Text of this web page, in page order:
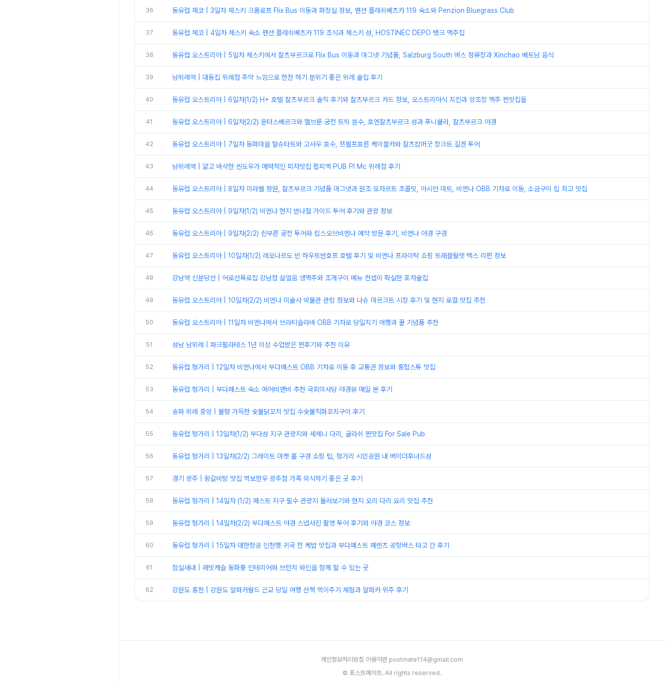
36 동유럽 체코 | 3일차 체스키 크롬로프 Flix Bus 이동과 화장실 정보, 펜션 플레쉬베츠카 119 숙소와 Penzion Bluegrass Club
37 동유럽 체코 | 4일차 체스키 숙소 펜션 플레쉬베츠카 119 조식과 체스키 성, HOSTINEC DEPO 탱크 맥주집
38 동유럽 오스트리아 | 5일차 체스키에서 잘츠부르크로 Flix Bus 이동과 마그넷 기념품, Salzburg South 버스 정류장과 Xinchao 베트남 음식
39 남위례역 | 대동집 위례점 주막 느낌으로 한잔 하기 분위기 좋은 위례 술집 후기
40 동유럽 오스트리아 | 6일차(1/2) H+ 호텔 잘츠부르크 솔직 후기와 잘츠부르크 카드 정보, 오스트리아식 치킨과 양조장 맥주 찐맛집들
41 동유럽 오스트리아 | 6일차(2/2) 운터스베르크와 헬브룬 궁전 트릭 분수, 호엔잘츠부르크 성과 푸니쿨라, 잘츠부르크 야경
42 동유럽 오스트리아 | 7일차 동화마을 할슈타트와 고사우 호수, 쯔뵐프호른 케이블카와 잘츠캄머굿 장크트 길겐 투어
43 남위례역 | 얇고 바삭한 씬도우가 매력적인 피자맛집 펍피맥 PUB PI Mc 위례점 후기
44 동유럽 오스트리아 | 8일차 미라벨 정원, 잘츠부르크 기념품 마그넷과 원조 모차르트 초콜릿, 아시안 마트, 비엔나 OBB 기차로 이동, 소금구이 립 최고 맛집
45 동유럽 오스트리아 | 9일차(1/2) 비엔나 현지 반나절 가이드 투어 후기와 관광 정보
46 동유럽 오스트리아 | 9일차(2/2) 쇤부른 궁전 투어와 립스오브비엔나 예약 방문 후기, 비엔나 야경 구경
47 동유럽 오스트리아 | 10일차(1/2) 레오나르도 빈 하우트반호프 호텔 후기 및 비엔나 프라이탁 쇼핑 트래블월렛 택스 리펀 정보
48 강남역 신분당선 | 어로선목로집 강남점 살얼음 생맥주와 조개구이 메뉴 컨셉이 확실한 포차술집
49 동유럽 오스트리아 | 10일차(2/2) 비엔나 미술사 박물관 관람 정보와 나슈 마르크트 시장 후기 및 현지 로컬 맛집 추천
50 동유럽 오스트리아 | 11일차 비엔나에서 브라티슬라바 OBB 기차로 당일치기 여행과 꿀 기념품 추천
51 성남 남위례 | 파크필라테스 1년 이상 수업받은 찐후기와 추천 이유
52 동유럽 헝가리 | 12일차 비엔나에서 부다페스트 OBB 기차로 이동 후 교통권 정보와 홍합스튜 맛집
53 동유럽 헝가리 | 부다페스트 숙소 에어비앤비 추천 국회의사당 야경뷰 매일 본 후기
54 송파 위례 중앙 | 불향 가득한 숯불닭꼬치 맛집 수숯불직화꼬치구이 후기
55 동유럽 헝가리 | 13일차(1/2) 부다성 지구 관광지와 세체니 다리, 굴라쉬 찐맛집 For Sale Pub
56 동유럽 헝가리 | 13일차(2/2) 그레이트 마켓 홀 구경 쇼핑 팁, 헝가리 시민공원 내 버이더후녀드성
57 경기 광주 | 왕갈비탕 맛집 먹보한우 광주점 가족 외식하기 좋은 곳 후기
58 동유럽 헝가리 | 14일차 (1/2) 페스트 지구 필수 관광지 둘러보기와 현지 오리 다리 요리 맛집 추천
59 동유럽 헝가리 | 14일차(2/2) 부다페스트 야경 스냅사진 촬영 투어 후기와 야경 코스 정보
60 동유럽 헝가리 | 15일차 대한항공 인천행 귀국 전 케밥 맛집과 부다페스트 페렌츠 공항버스 타고 간 후기
61 잠실새내 | 래빗캐슬 동화풍 인테리어와 브런치 와인을 함께 할 수 있는 곳
62 강원도 홍천 | 강원도 알파카월드 근교 당일 여행 산책 먹이주기 체험과 알파카 위주 후기
개인정보처리방침 ·이용약관·postmate114@gmail.com
© 포스트메이트. All rights reserved.